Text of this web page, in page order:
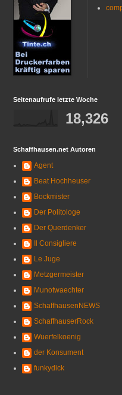
Seitenaufrufe letzte Woche
18,326
Schaffhausen.net Autoren
Agent
Beat Hochheuser
Bockmister
Der Politologe
Der Querdenker
Il Consigliere
Le Juge
Metzgermeister
Munotwaechter
SchaffhausenNEWS
SchaffhauserRock
Wuerfelkoenig
der Konsument
funkydick